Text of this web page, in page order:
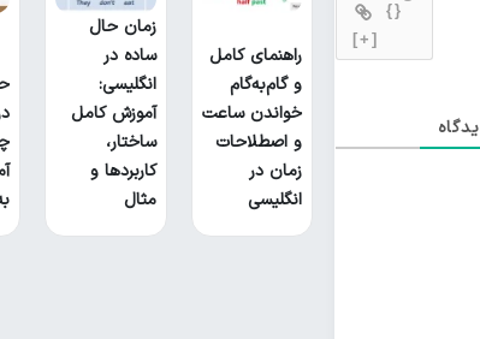
{}
[+]
راهنمای کامل
و گام‌به‌گام
خواندن ساعت
و اصطلاحات
زمان در
انگلیسی
زمان حال
ساده در
انگلیسی:
آموزش کامل
ساختار،
کاربردها و
مثال